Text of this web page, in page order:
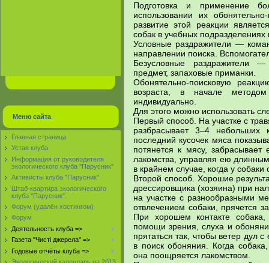
Меню сайта
Главная страница
Устав клуба
Информация от руководителя
экологического клуба "Парусник"
Активисты клуба "Парусник"
Штаб-квартира экологического
клуба "Парусник".
Форум (удалён хостингом)
Форум
Деятельность клуба =>
Газета "Чисті джерела" =>
Годовые отчёты клуба =>
Подготовка и применение
использовании их
развитие этой реакции
собак в учебных подразделениях
Условные раздражители —
направлении поиска.
Безусловные раздражители —
предмет, запаховые приманки.
Обонятельно-поисковую
возраста, в начале
индивидуально.
Для этого можно использовать
Первый способ. На участке с
разбрасывает 3–4
последний кусочек мяса
потянется к мясу,
лакомства, управляя ею
в крайнем случае, когда у
Второй способ. Хорошие
дрессировщика (хозяина) при
на участке с разнообразными
отвлечением собаки, прячется
При хорошем контакте
помощи зрения, слуха и
прятаться так, чтобы ветер дул
в поиск обоняния. Когда
она поощряется лакомством.